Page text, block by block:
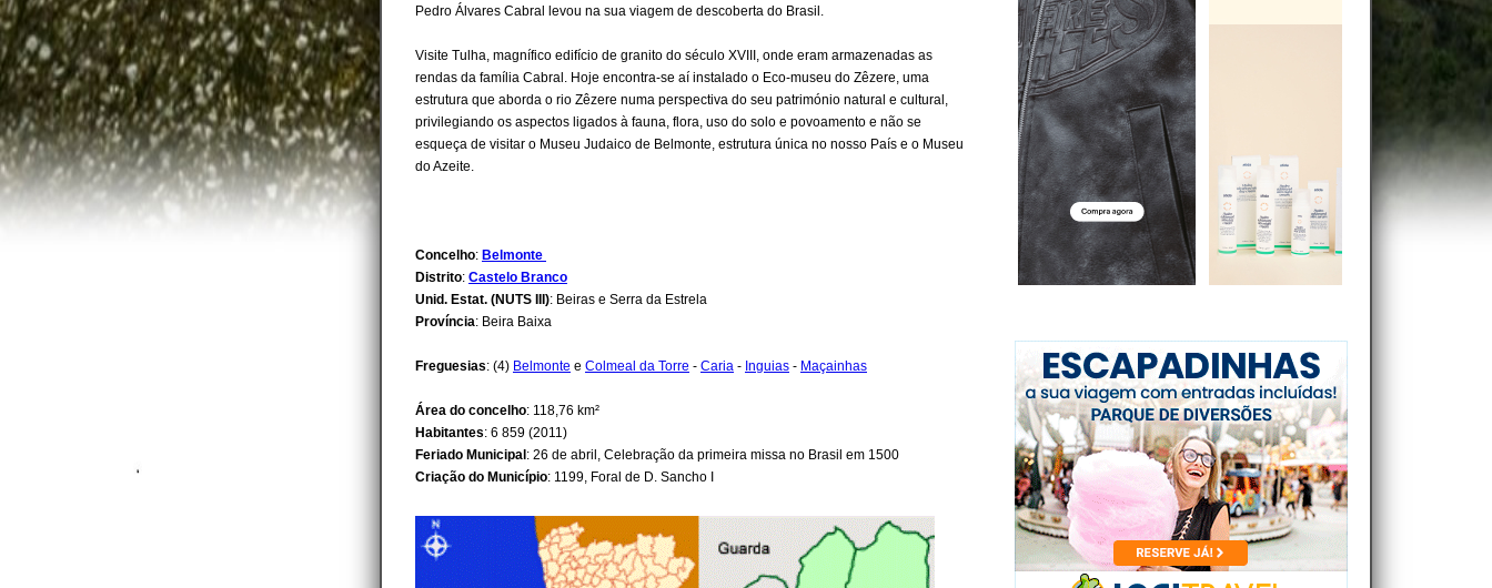
Pedro Álvares Cabral levou na sua viagem de descoberta do Brasil.
Visite Tulha, magnífico edifício de granito do século XVIII, onde eram armazenadas as
rendas da família Cabral. Hoje encontra-se aí instalado o Eco-museu do Zêzere, uma
estrutura que aborda o rio Zêzere numa perspectiva do seu património natural e cultural,
privilegiando os aspectos ligados à fauna, flora, uso do solo e povoamento e não se
esqueça de visitar o Museu Judaico de Belmonte, estrutura única no nosso País e o Museu
do Azeite.
Concelho: Belmonte
Distrito: Castelo Branco
Unid. Estat. (NUTS III): Beiras e Serra da Estrela
Província: Beira Baixa
Freguesias: (4) Belmonte e Colmeal da Torre - Caria - Inguias - Maçainhas
Área do concelho: 118,76 km²
Habitantes: 6 859 (2011)
Feriado Municipal: 26 de abril, Celebração da primeira missa no Brasil em 1500
Criação do Município: 1199, Foral de D. Sancho I